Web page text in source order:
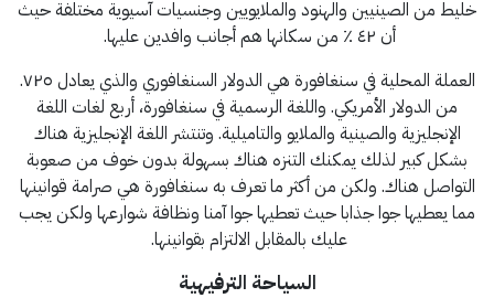
خليط من الصينيين والهنود والملايويين وجنسيات آسيوية مختلفة حيث
أن ٤٢ ٪ من سكانها هم أجانب وافدين عليها.
العملة المحلية في سنغافورة هي الدولار السنغافوري والذي يعادل ٧٢٥.
من الدولار الأمريكي. واللغة الرسمية في سنغافورة، أربع لغات اللغة
الإنجليزية والصينية والملايو والتاميلية. وتنتشر اللغة الإنجليزية هناك
بشكل كبير لذلك يمكنك التنزه هناك بسهولة بدون خوف من صعوبة
التواصل هناك. ولكن من أكثر ما تعرف به سنغافورة هي صرامة قوانينها
مما يعطيها جوا جذابا حيث تعطيها جوا آمنا ونظافة شوارعها ولكن يجب
عليك بالمقابل الالتزام بقوانينها.
السياحة الترفيهية